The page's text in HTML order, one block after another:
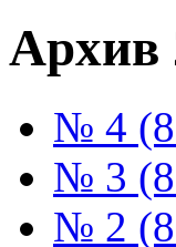
Архив
№ 4
№ 3
№ 2